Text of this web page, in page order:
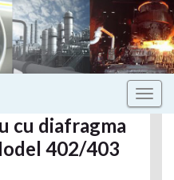
Toggle
cu diafragma
402/403